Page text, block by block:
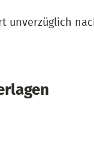
unverzüglich